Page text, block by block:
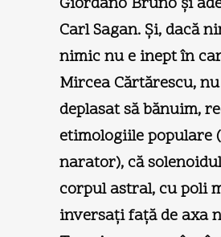
Carl Sagan. Şi, dacă
nimic nu e inept în
Mircea Cărtărescu,
deplasat să bănuim,
etimologiile populare
narator), că
corpul astral, cu poli
inversaţi faţă de axa